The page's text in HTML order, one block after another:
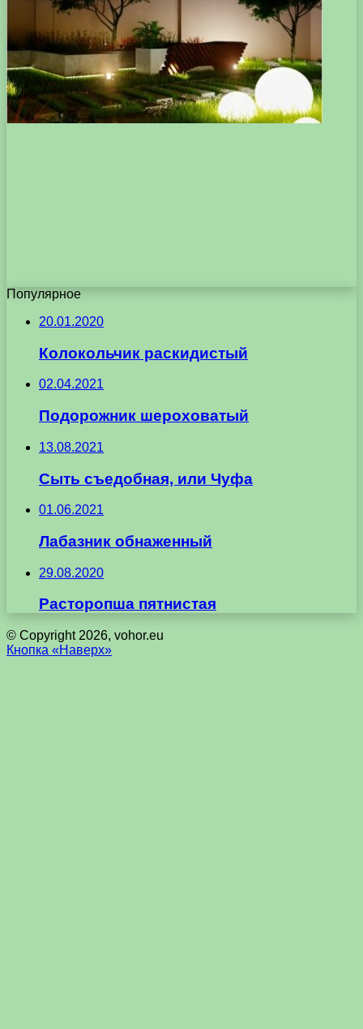
Популярное
20.01.2020
Колокольчик раскидистый
02.04.2021
Подорожник шероховатый
13.08.2021
Сыть съедобная, или Чуфа
01.06.2021
Лабазник обнаженный
29.08.2020
Расторопша пятнистая
© Copyright 2026, vohor.eu
Кнопка «Наверх»